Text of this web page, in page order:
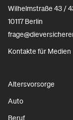
Wilhelmstraße 43 /
10117 Berlin
Kontakte für Medien
Altersvorsorge
Auto
Beruf